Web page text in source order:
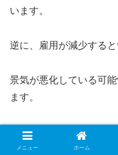
います。
逆に、雇用が減少すると
景気が悪化している可
ます。
また、雇用統計は消費
メニュー ホーム